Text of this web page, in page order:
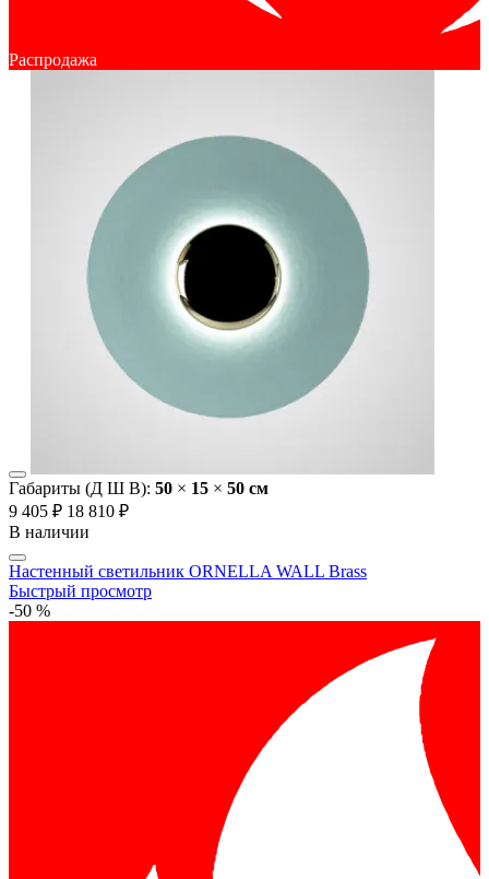
Распродажа
Габариты (Д Ш В): 50 × 15 × 50 cм
9 405 ₽ 18 810 ₽
В наличии
Настенный светильник ORNELLA WALL Brass
Быстрый просмотр
-50 %